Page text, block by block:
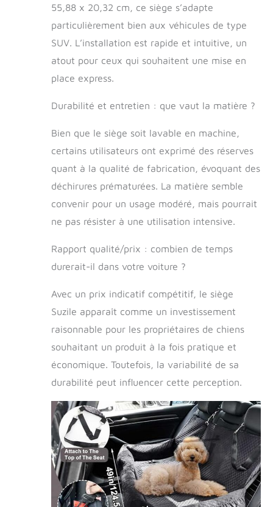
qualité : fabriqué
à partir de velours
de qualité, notre lit
pour chien offre
luxueuse et une
intérieures sont
de coton PP
assurant à votre
chien un confort
exceptionnel
dans son lit. La
brillance du
dans sa durabilité
et sa sensation de
peluche,
confort et la
relaxation de votre
fonctionnel : notre
grand lit de siège
de voiture
chien a deux
usages ; lorsqu'il
ne sert pas de lit
de siège de
voiture de votre
chien, la ceinture
de sécurité peut
être retirée, la
transformant en
un lit confortable
55,88 x 20,32 cm, ce siège s’adapte
particulièrement bien aux véhicules de type
SUV. L’installation est rapide et intuitive, un
atout pour ceux qui souhaitent une mise en
place express.
Durabilité et entretien : que vaut la matière ?
Bien que le siège soit lavable en machine,
certains utilisateurs ont exprimé des réserves
quant à la qualité de fabrication, évoquant des
déchirures prématurées. La matière semble
convenir pour un usage modéré, mais pourrait
ne pas résister à une utilisation intensive.
Rapport qualité/prix : combien de temps
durerait-il dans votre voiture ?
Avec un prix indicatif compétitif, le siège
Suzile apparaît comme un investissement
raisonnable pour les propriétaires de chiens
souhaitant un produit à la fois pratique et
économique. Toutefois, la variabilité de sa
durabilité peut influencer cette perception.